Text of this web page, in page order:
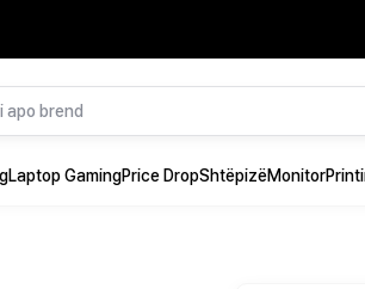
Laptop GamingPrice DropShtëpizëMonitor